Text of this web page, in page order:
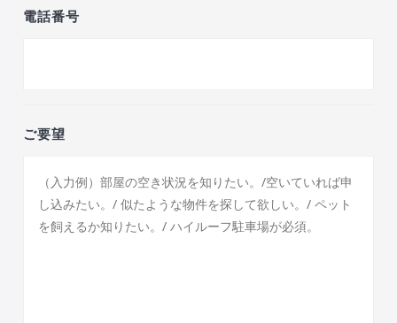
電話番号
ご要望